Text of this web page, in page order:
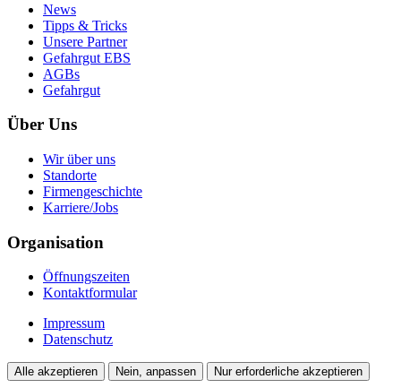
News
Tipps & Tricks
Unsere Partner
Gefahrgut EBS
AGBs
Gefahrgut
Über Uns
Wir über uns
Standorte
Firmengeschichte
Karriere/Jobs
Organisation
Öffnungszeiten
Kontaktformular
Impressum
Datenschutz
Alle akzeptieren Nein, anpassen Nur erforderliche akzeptieren